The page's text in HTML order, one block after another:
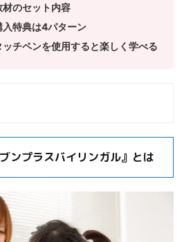
のセット内容
特典は4パターン
チペンを使用すると楽しく学べる
ンプラスバイリンガル』とは